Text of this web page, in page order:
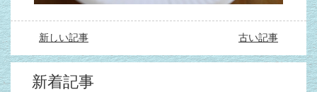
新しい記事 古い記事
新着記事